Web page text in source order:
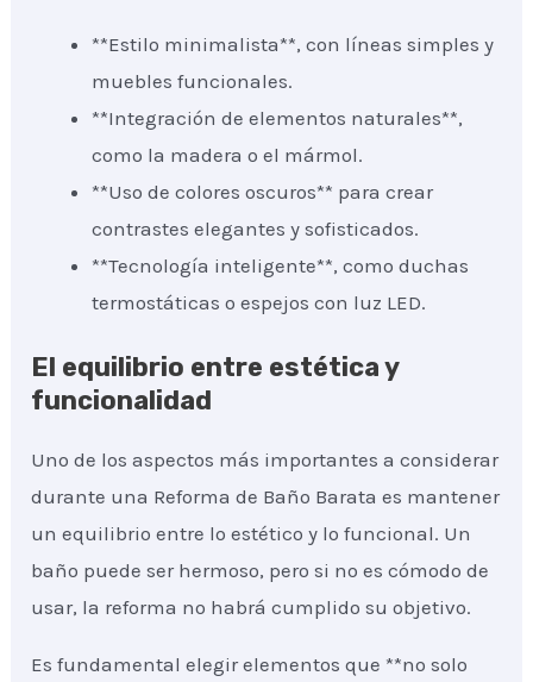
**Estilo minimalista**, con líneas simples y
muebles funcionales.
**Integración de elementos naturales**,
como la madera o el mármol.
**Uso de colores oscuros** para crear
contrastes elegantes y sofisticados.
**Tecnología inteligente**, como duchas
termostáticas o espejos con luz LED.
El equilibrio entre estética y
funcionalidad
Uno de los aspectos más importantes a considerar
durante una Reforma de Baño Barata es mantener
un equilibrio entre lo estético y lo funcional. Un
baño puede ser hermoso, pero si no es cómodo de
usar, la reforma no habrá cumplido su objetivo.
Es fundamental elegir elementos que **no solo